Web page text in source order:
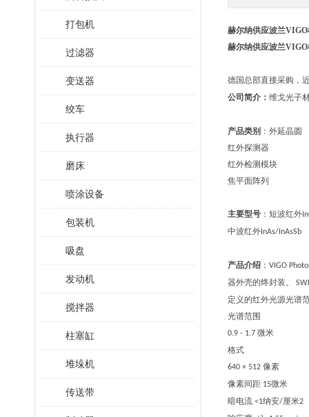
打包机
过滤器
变送器
绞车
执行器
磨床
喷涂设备
包装机
吸盘
发动机
搅拌器
柱塞缸
堆垛机
传送带
赫尔纳供应波兰
赫尔纳供应波兰
德国总部直接采购，
公司简介： 维戈光子
产品类别 ：外延晶圆
红外探测器
红外检测模块
焦平面阵列
主要型号 ：短波红外
中波红外 InAs/InAsSb
产品介绍 ： VIGO
器外壳的终封装。
定义的红外光源光谱
光谱范围
0.9 - 1.7 微米
格式
640 × 512 像素
像素间距 15微米
暗电流 <1纳安/厘米2